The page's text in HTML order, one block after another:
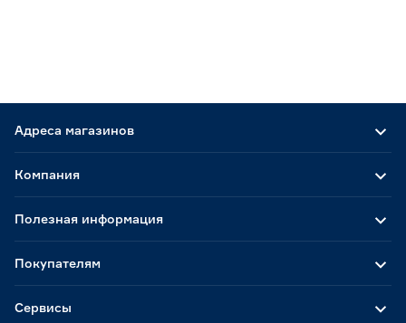
Адреса магазинов
Компания
Полезная информация
Покупателям
Сервисы